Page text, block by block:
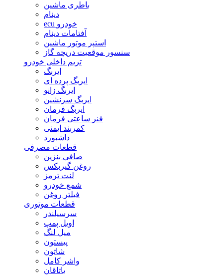
باطری ماشین
دینام
ecu خودرو
آفتامات دینام
استپر موتور ماشین
سنسور موقعیت دریچه گاز
تریم داخلی خودرو
ایربگ
ایربگ پرده ای
ایربگ زانو
ایربگ سرنشین
ایربگ فرمان
فنر ساعتی فرمان
کمربند ایمنی
داشبورد
قطعات مصرفی
صافی بنزین
روغن گیربکس
لنت ترمز
شمع خودرو
فیلتر روغن
قطعات موتوری
سرسیلندر
اویل پمپ
میل لنگ
پیستون
شاتون
واشر کامل
یاتاقان